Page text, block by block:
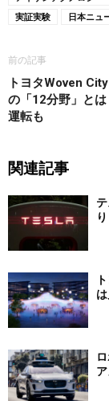
実証実験
日本ニュ
前の記事
トヨタWoven
の「12分野」と
運転も
関連記事